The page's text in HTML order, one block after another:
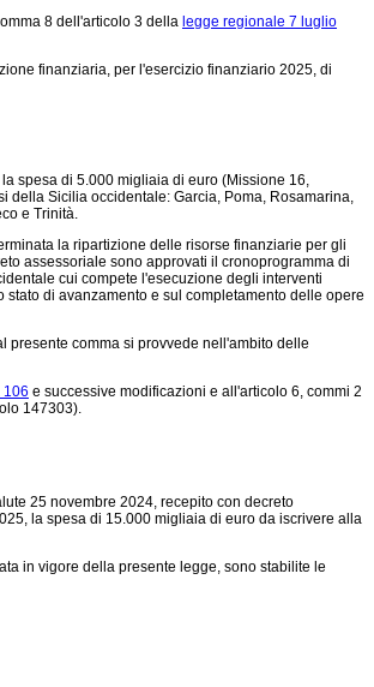
8 dell'articolo 3 della legge regionale 7 luglio
finanziaria, per l'esercizio finanziario 2025, di
spesa di 5.000 migliaia di euro (Missione 16,
della Sicilia occidentale: Garcia, Poma, Rosamarina,
e Trinità.
la ripartizione delle risorse finanziarie per gli
assessoriale sono approvati il cronoprogramma di
cui compete l'esecuzione degli interventi
di avanzamento e sul completamento delle opere
presente comma si provvede nell'ambito delle
106 e successive modificazioni e all'articolo 6, commi 2
147303).
25 novembre 2024, recepito con decreto
la spesa di 15.000 migliaia di euro da iscrivere alla
in vigore della presente legge, sono stabilite le